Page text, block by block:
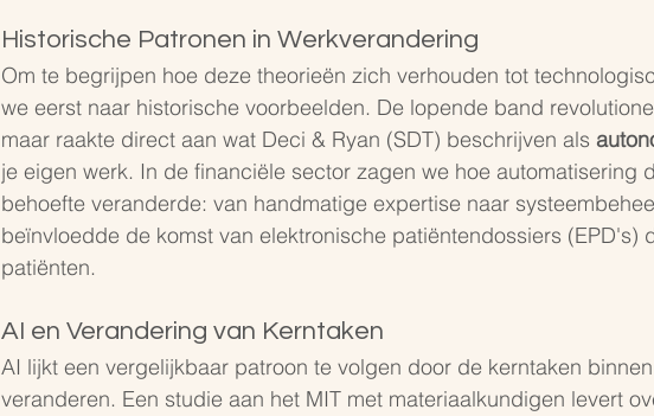
Historische Patronen in Werkverandering
Om te begrijpen hoe deze theorieën zich verhouden tot
we eerst naar historische voorbeelden. De lopende band
maar raakte direct aan wat Deci & Ryan (SDT) beschrijven als
je eigen werk. In de financiële sector zagen we hoe automatisering
behoefte veranderde: van handmatige expertise naar
beïnvloedde de komst van elektronische patiëntendossiers (EPD's)
patiënten.
AI en Verandering van Kerntaken
AI lijkt een vergelijkbaar patroon te volgen door de kerntaken
veranderen. Een studie aan het MIT met materiaalkundigen levert